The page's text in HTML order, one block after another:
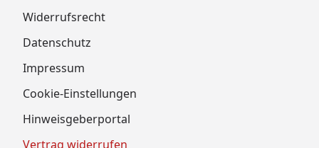
Widerrufsrecht
Datenschutz
Impressum
Cookie-Einstellungen
Hinweisgeberportal
Vertrag widerrufen